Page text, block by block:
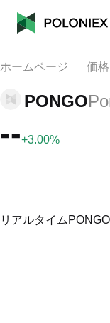
ホームページ 価格
PONGO
--+3.00%
リアルタイム